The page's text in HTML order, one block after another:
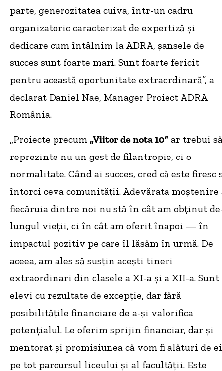
parte, generozitatea cuiva, într-un cadru
organizatoric caracterizat de expertiză și
dedicare cum întâlnim la ADRA, șansele de
succes sunt foarte mari. Sunt foarte fericit
pentru această oportunitate extraordinară”, a
declarat Daniel Nae, Manager Proiect ADRA
România.
„Proiecte precum „Viitor de nota 10” ar trebui să
reprezinte nu un gest de filantropie, ci o
normalitate. Când ai succes, cred că este firesc
întorci ceva comunității. Adevărata moștenire
fiecăruia dintre noi nu stă în cât am obținut
lungul vieții, ci în cât am oferit înapoi — în
impactul pozitiv pe care îl lăsăm în urmă. De
aceea, am ales să susțin acești tineri
extraordinari din clasele a XI-a și a XII-a. Sunt
elevi cu rezultate de excepție, dar fără
posibilitățile financiare de a-și valorifica
potențialul. Le oferim sprijin financiar, dar și
mentorat și promisiunea că vom fi alături de ei
pe tot parcursul liceului și al facultății. Este